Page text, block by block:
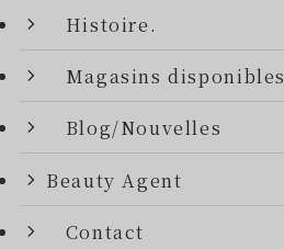
Histoire.
Magasins disponibles
Blog/Nouvelles
Beauty Agent
Contact